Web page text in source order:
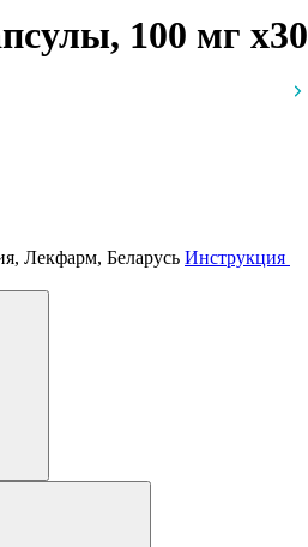
100 мг x30
Лекфарм, Беларусь Инструкция